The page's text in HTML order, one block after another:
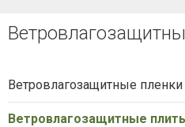
Ветровлагозащитные
Ветровлагозащитные